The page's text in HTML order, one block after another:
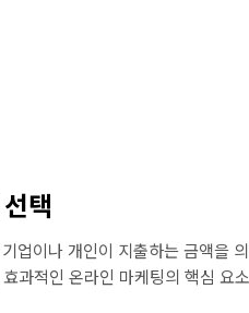
택
업이나 개인이 지출하는 금액을
과적인 온라인 마케팅의 핵심 요소